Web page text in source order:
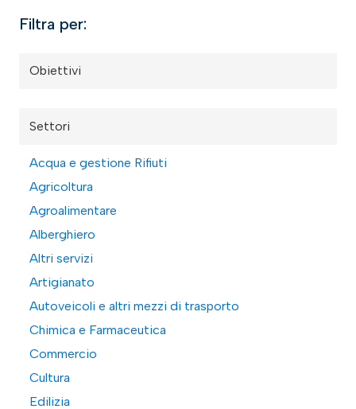
Filtra per:
Obiettivi
Settori
Acqua e gestione Rifiuti
Agricoltura
Agroalimentare
Alberghiero
Altri servizi
Artigianato
Autoveicoli e altri mezzi di trasporto
Chimica e Farmaceutica
Commercio
Cultura
Edilizia